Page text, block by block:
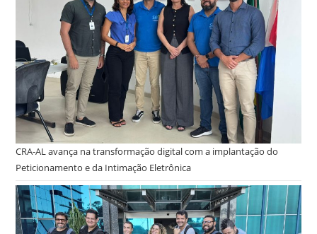
CRA-AL avança na transformação digital com a implantação do
Peticionamento e da Intimação Eletrônica